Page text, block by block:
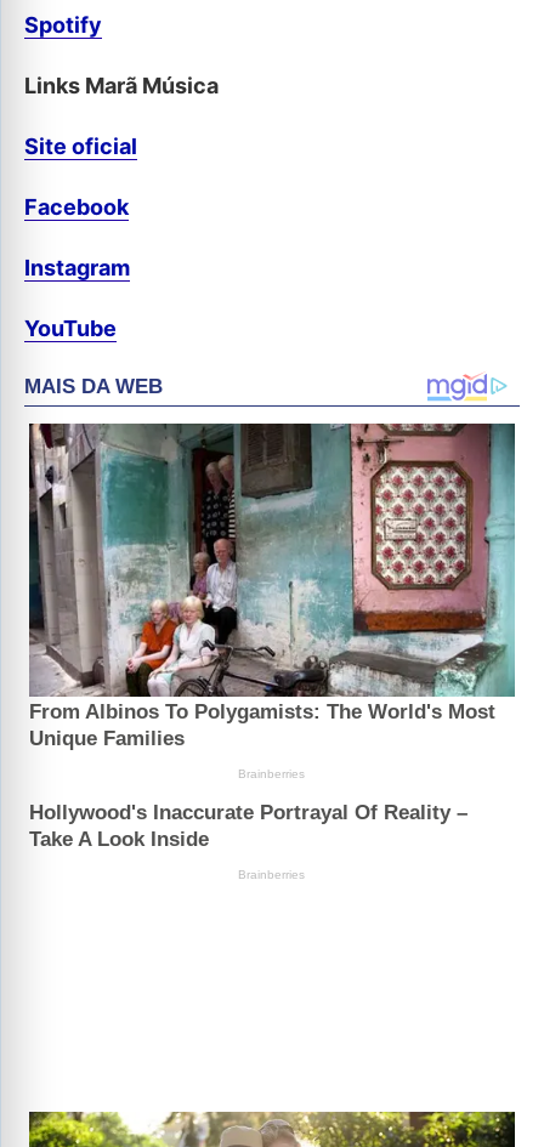
Spotify
Links Marã Música
Site oficial
Facebook
Instagram
YouTube